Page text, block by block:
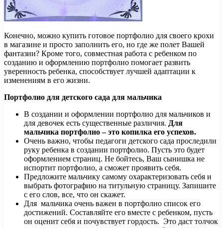
Конечно, можно купить готовое портфолио для своего крохи
в магазине и просто заполнить его, но где же полет Вашей
фантазии? Кроме того, совместная работа с ребенком по
созданию и оформлению портфолио помогает развить
уверенность ребенка, способствует лучшей адаптации к
изменениям в его жизни.
Портфолио для детского сада для мальчика
В создании и оформлении портфолио для мальчиков и
для девочек есть существенные различия. Для
мальчика портфолио – это копилка его успехов.
Очень важно, чтобы педагоги детского сада проследили
руку ребенка в создании портфолио. Пусть это будет
оформлением страниц. Не бойтесь, Ваш сынишка не
испортит портфолио, а сможет проявить себя.
Предложите мальчику самому охарактеризовать себя и
выбрать фотографию на титульную страницу. Запишите
с его слов, все, что он скажет.
Для мальчика очень важен в портфолио список его
достижений. Составляйте его вместе с ребенком, пусть
он оценит себя и почувствует гордость. Это даст толчок